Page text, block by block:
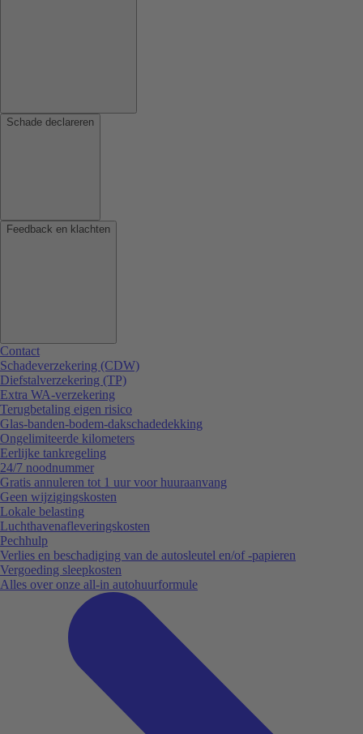
Schade declareren
Feedback en klachten
Contact
Schadeverzekering (CDW)
Diefstalverzekering (TP)
Extra WA-verzekering
Terugbetaling eigen risico
Glas-banden-bodem-dakschadedekking
Ongelimiteerde kilometers
Eerlijke tankregeling
24/7 noodnummer
Gratis annuleren tot 1 uur voor huuraanvang
Geen wijzigingskosten
Lokale belasting
Luchthavenafleveringskosten
Pechhulp
Verlies en beschadiging van de autosleutel en/of -papieren
Vergoeding sleepkosten
Alles over onze all-in autohuurformule